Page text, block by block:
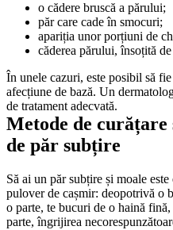
o cădere bruscă a părului;
păr care cade în smocuri;
apariția unor porțiuni de
căderea părului, însoțită
În unele cazuri, este posibil să
afecțiune de bază. Un
de tratament adecvată.
Metode de
de păr subțire
Să ai un păr subțire și moale
pulover de cașmir: deopotrivă o
o parte, te bucuri de o haină
parte, îngrijirea